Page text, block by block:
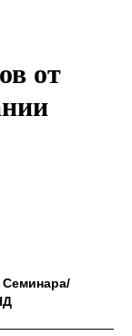
от
Семинара/